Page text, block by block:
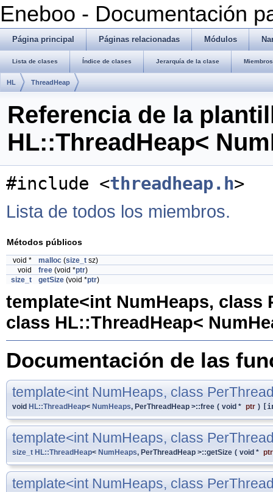
Eneboo - Documentación
Página principal Páginas relacionadas Módulos
Lista de clases Índice de clases Jerarquía de la clase
HL ThreadHeap
Referencia de la
HL::ThreadHeap<
#include <threadheap.h>
Lista de todos los miembros.
Métodos públicos
void * malloc (size_t sz)
void
free (void *ptr)
size_t
getSize (void *ptr)
template<int NumHeaps, class
class HL::ThreadHeap<
Documentación de las
template<int NumHeaps, class
void HL::ThreadHeap< NumHeaps, PerThreadHeap >::free ( void * ptr )
template<int NumHeaps, class
size_t HL::ThreadHeap< NumHeaps, PerThreadHeap >::getSize ( void * ptr
template<int NumHeaps, class